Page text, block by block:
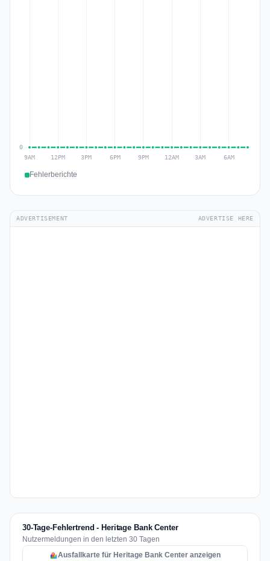
Fehlerberichte
ADVERTISEMENT ADVERTISE HERE
30-Tage-Fehlertrend - Heritage Bank Center
Nutzermeldungen in den letzten 30 Tagen
Ausfallkarte für Heritage Bank Center anzeigen